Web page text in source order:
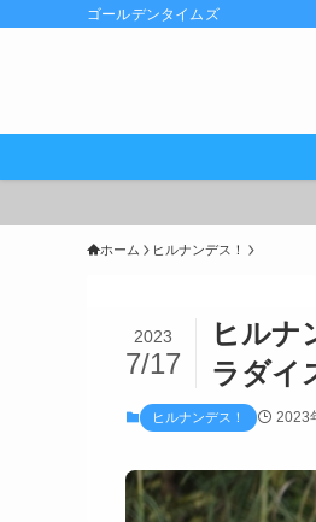
ゴールデンタイムズ
ホーム ヒルナンデス！
ヒルナ
ラダイ
2023
7/17
ヒルナンデス！ 2023